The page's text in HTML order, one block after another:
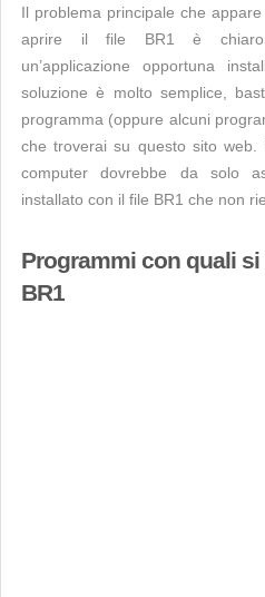
Il problema principale che
aprire il file BR1 è chiaro:
un’applicazione opportuna
soluzione è molto semplice,
programma (oppure alcuni
che troverai su questo sito web.
computer dovrebbe da solo
installato con il file BR1 che non
Programmi con quali
BR1